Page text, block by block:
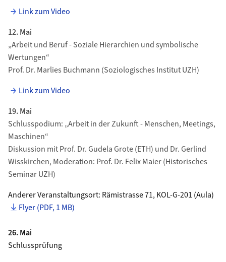
Link zum Video
12. Mai
„Arbeit und Beruf - Soziale Hierarchien und symbolische
Wertungen“
Prof. Dr. Marlies Buchmann (Soziologisches Institut UZH)
Link zum Video
19. Mai
Schlusspodium: „Arbeit in der Zukunft - Menschen, Meetings,
Maschinen“
Diskussion mit Prof. Dr. Gudela Grote (ETH) und Dr. Gerlind
Wisskirchen, Moderation: Prof. Dr. Felix Maier (Historisches
Seminar UZH)
Anderer Veranstaltungsort: Rämistrasse 71, KOL-G-201 (Aula)
Flyer (PDF, 1 MB)
26. Mai
Schlussprüfung